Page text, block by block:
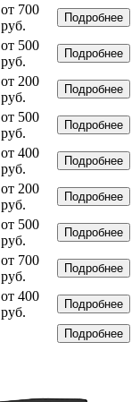
от 700
руб.
Подробнее
от 500
руб.
Подробнее
от 200
руб.
Подробнее
от 500
руб.
Подробнее
от 400
руб.
Подробнее
от 200
руб.
Подробнее
от 500
руб.
Подробнее
от 700
руб.
Подробнее
от 400
руб.
Подробнее
Подробнее